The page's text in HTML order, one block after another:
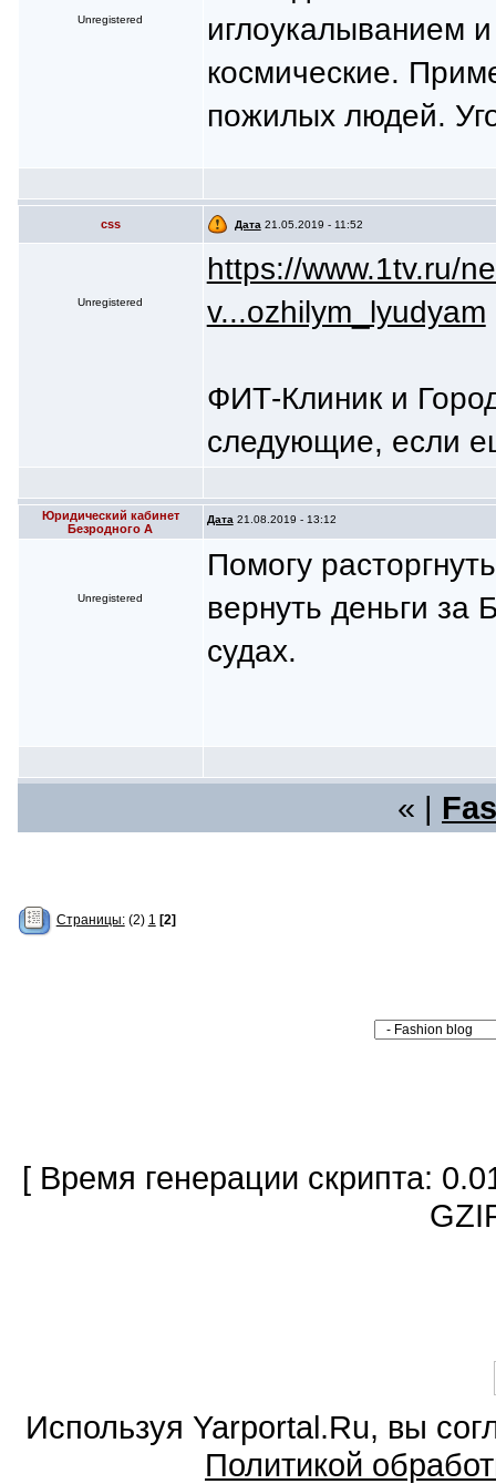
Unregistered
иглоукалыванием
космические.
пожилых людей.
css Дата 21.05.2019 - 11:52
Unregistered
https://www.1tv.ru/
v...ozhilym_lyudyam
ФИТ-Клиник и
следующие, если
Юридический кабинет
Безродного А
Дата 21.08.2019 - 13:12
Unregistered
Помогу
вернуть деньги
судах.
« |
Страницы:(2) 1 [2]
[ Время генерации скрипта:
Используя Yarportal.Ru, вы
Политикой